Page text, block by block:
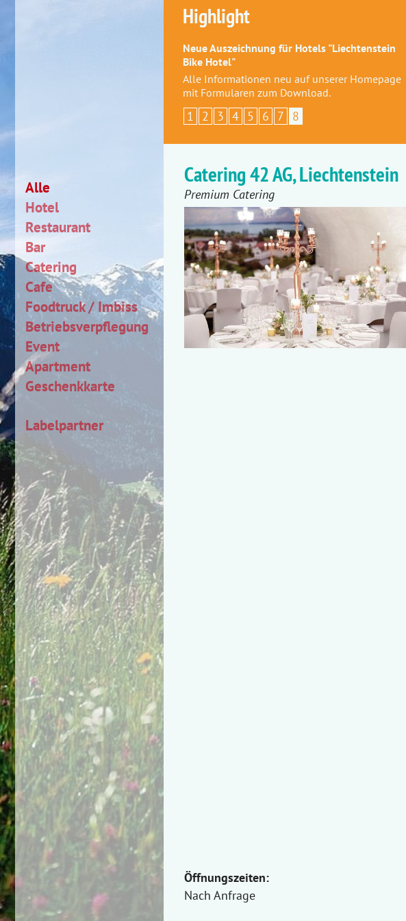
Alle
Hotel
Restaurant
Bar
Catering
Cafe
Foodtruck / Imbiss
Betriebsverpflegung
Event
Apartment
Geschenkkarte
Labelpartner
Highlight
Neue Auszeichnung für Hotels "Liechtenstein
Bike Hotel"
Alle Informationen neu auf unserer Homepage
mit Formularen zum Download.
1 2 3 4 5 6 7 8
Catering 42 AG, Liechtenstein
Premium Catering
Öffnungszeiten:
Nach Anfrage